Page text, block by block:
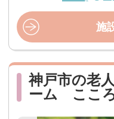
施
神戸市の老
ーム ここ